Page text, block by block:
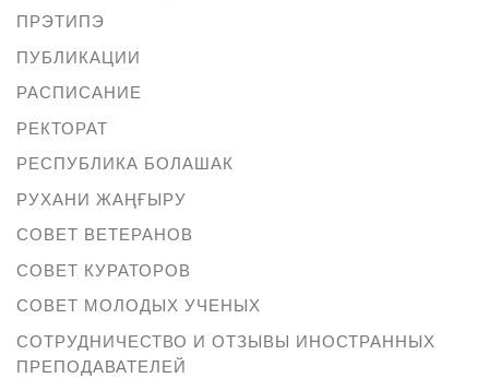
ПРЭТИПЭ
ПУБЛИКАЦИИ
РАСПИСАНИЕ
РЕКТОРАТ
РЕСПУБЛИКА БОЛАШАК
РУХАНИ ЖАҢҒЫРУ
СОВЕТ ВЕТЕРАНОВ
СОВЕТ КУРАТОРОВ
СОВЕТ МОЛОДЫХ УЧЕНЫХ
СОТРУДНИЧЕСТВО И ОТЗЫВЫ ИНОСТРАННЫХ
ПРЕПОДАВАТЕЛЕЙ